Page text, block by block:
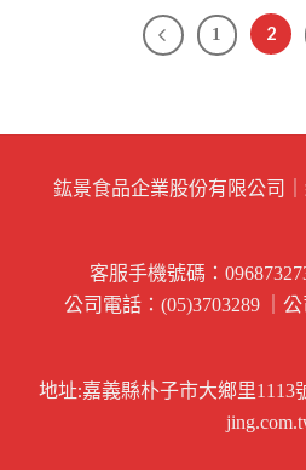
1 2
鈜景食品企業股份有限公司
客服手機號碼：
公司電話： (05)3703289｜公
地址:嘉義縣朴子市大鄉里1113